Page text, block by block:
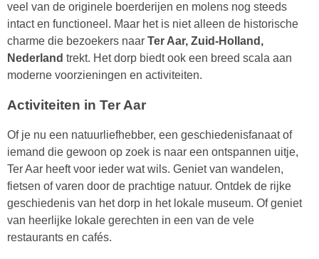
veel van de originele boerderijen en molens nog steeds
intact en functioneel. Maar het is niet alleen de historische
charme die bezoekers naar Ter Aar, Zuid-Holland,
Nederland trekt. Het dorp biedt ook een breed scala aan
moderne voorzieningen en activiteiten.
Activiteiten in Ter Aar
Of je nu een natuurliefhebber, een geschiedenisfanaat of
iemand die gewoon op zoek is naar een ontspannen uitje,
Ter Aar heeft voor ieder wat wils. Geniet van wandelen,
fietsen of varen door de prachtige natuur. Ontdek de rijke
geschiedenis van het dorp in het lokale museum. Of geniet
van heerlijke lokale gerechten in een van de vele
restaurants en cafés.